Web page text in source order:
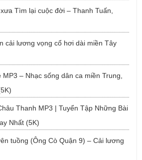
Tìm lại cuộc đời – Thanh Tuấn,
cải lương vọng cổ hơi dài miền Tây
– Nhạc sống dân ca miền Trung,
Thanh MP3 | Tuyển Tập Những Bài
Nhất (5K)
tuồng (Ông Cò Quận 9) – Cải lương